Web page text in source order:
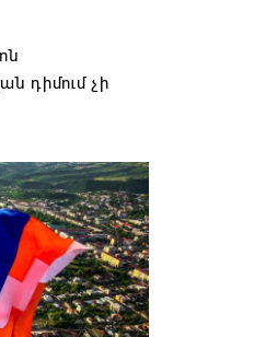
դիմում չի
ի